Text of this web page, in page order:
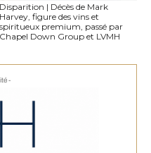
Disparition | Décès de Mark
Harvey, figure des vins et
spiritueux premium, passé par
Chapel Down Group et LVMH
-